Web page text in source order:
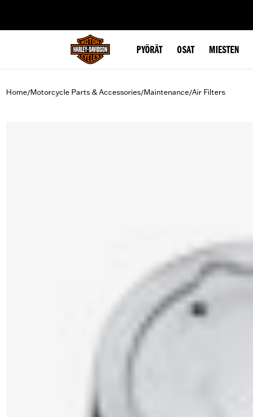
PYÖRÄT OSAT MIESTEN
Home/Motorcycle Parts & Accessories/Maintenance/Air Filters